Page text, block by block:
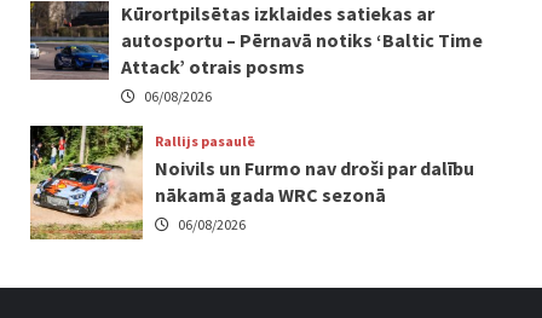
Kūrortpilsētas izklaides satiekas ar
autosportu – Pērnavā notiks ‘Baltic Time
Attack’ otrais posms
06/08/2026
Rallijs pasaulē
Noivils un Furmo nav droši par dalību
nākamā gada WRC sezonā
06/08/2026